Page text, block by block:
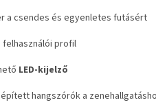
a csendes és egyenletes futásért
profil
LED-kijelző
hangszórók a